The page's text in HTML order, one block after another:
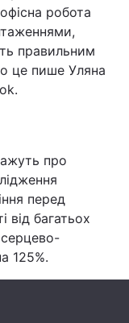
робота
правильним
це пише Уляна
про
перед
від багатьох
125%.